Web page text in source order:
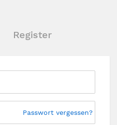
Register
Passwort vergessen?